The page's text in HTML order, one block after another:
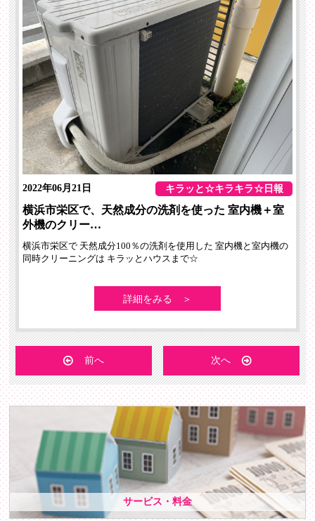
2022年06月21日 キラッと☆キラキラ☆日報
横浜市栄区で、天然成分の洗剤を使った 室内機＋室
外機のクリー…
横浜市栄区で 天然成分100％の洗剤を使用した 室内機と室内機の
同時クリーニングは キラッとハウスまで☆
詳細をみる ＞
前へ 次へ
サービス・料金